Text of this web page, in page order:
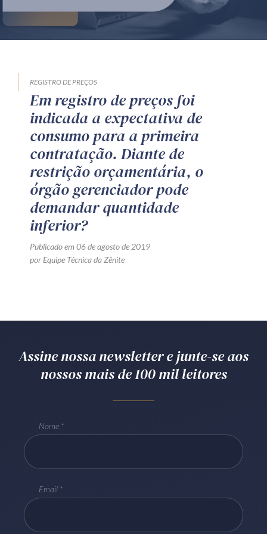
Produtos e serviços
Orientação por Escrito
Mentoria Zênite
Capacitação
Zênite Online
Eventos presenciais
Zênite in Company
Telefone (41) 2109-8666
REGISTRO DE PREÇOS
Em registro de preços foi
indicada a expectativa de
consumo para a primeira
contratação. Diante de
restrição orçamentária, o
órgão gerenciador pode
demandar quantidade
inferior?
Publicado em 06 de agosto de 2019
por Equipe Técnica da Zênite
Assine nossa newsletter e junte-se aos
nossos mais de 100 mil leitores
Nome
Email